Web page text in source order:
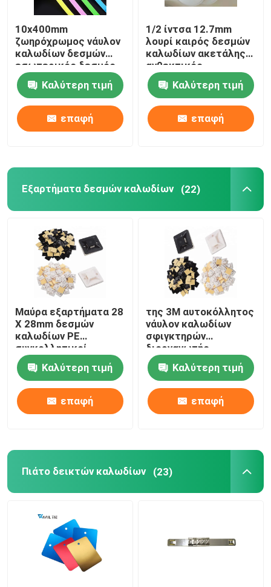
Συνδετήρες ηλιακού πλαισίου
Πλαστική σφραγίδα ασφάλειας
εργαλεία δεσμών καλωδίων
10x400mm
ζωηρόχρωμος νάυλον
καλωδίων δεσμών
εσωτερικός δεσμός
66 καλωδίων
παιδικών χαρών
νάυλον
Καλύτερη τιμή
επαφή
1/2 ίντσα 12.7mm
λουρί καιρός δεσμών
καλωδίων ακετάλης
ανθεκτικός
Καλύτερη τιμή
επαφή
Εξαρτήματα δεσμών καλωδίων (22)
Μαύρα εξαρτήματα 28
X 28mm δεσμών
καλωδίων PE
συγκολλητικοί
κάτοχοι ROHS δεσμών
φερμουάρ
εγκεκριμένοι
Καλύτερη τιμή
επαφή
της 3M αυτοκόλλητος
νάυλον καλωδίων
σφιγκτηρών
διοργανωτής
σφιγκτήρων
καλωδίου κατόχων
για πολλές χρήσεις
Καλύτερη τιμή
επαφή
Πιάτο δεικτών καλωδίων (23)